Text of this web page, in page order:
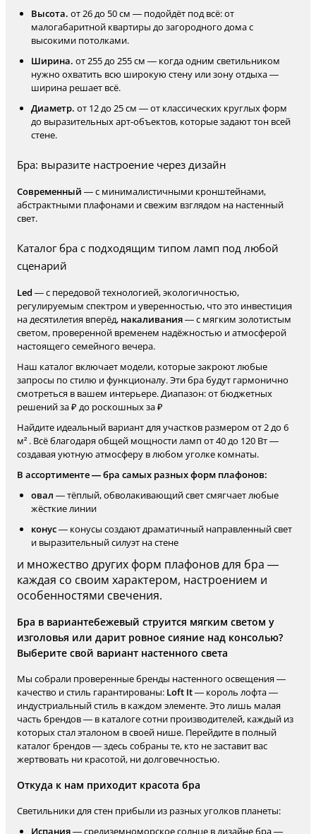
Высота. от 26 до 50 см — подойдёт под всё: от
малогабаритной квартиры до загородного дома с
высокими потолками.
Ширина. от 255 до 255 см — когда одним светильником
нужно охватить всю широкую стену или зону отдыха —
ширина решает всё.
Диаметр. от 12 до 25 см — от классических круглых форм
до выразительных арт-объектов, которые задают тон всей
стене.
Бра: выразите настроение через дизайн
Современный — с минималистичными кронштейнами,
абстрактными плафонами и свежим взглядом на настенный
свет.
Каталог бра с подходящим типом ламп под любой
сценарий
Led — с передовой технологией, экологичностью,
регулируемым спектром и уверенностью, что это инвестиция
на десятилетия вперёд, накаливания— с мягким золотистым
светом, проверенной временем надёжностью и атмосферой
настоящего семейного вечера.
Наш каталог включает модели, которые закроют любые
запросы по стилю и функционалу. Эти бра будут гармонично
смотреться в вашем интерьере. Диапазон: от бюджетных
решений за ₽ до роскошных за ₽
Найдите идеальный вариант для участков размером от 2 до 6
м² . Всё благодаря общей мощности ламп от 40 до 120 Вт —
создавая уютную атмосферу в любом уголке комнаты.
В ассортименте — бра самых разных форм плафонов:
овал — тёплый, обволакивающий свет смягчает любые
жёсткие линии
конус— конусы создают драматичный направленный свет
и выразительный силуэт на стене
и множество других форм плафонов для бра —
каждая со своим характером, настроением и
особенностями свечения.
Бра в вариантебежевый струится мягким светом у
изголовья или дарит ровное сияние над консолью?
Выберите свой вариант настенного света
Мы собрали проверенные бренды настенного освещения —
качество и стиль гарантированы: Loft It— король лофта —
индустриальный стиль в каждом элементе. Это лишь малая
часть брендов — в каталоге сотни производителей, каждый из
которых стал эталоном в своей нише. Перейдите в полный
каталог брендов — здесь собраны те, кто не заставит вас
жертвовать ни красотой, ни долговечностью.
Откуда к нам приходит красота бра
Светильники для стен прибыли из разных уголков планеты:
Испания— средиземноморское солнце в дизайне бра —